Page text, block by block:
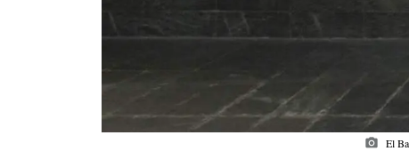
photo_camera El